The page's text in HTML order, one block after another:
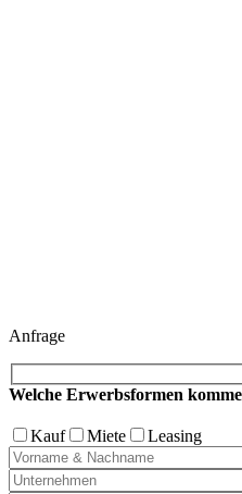
Anfrage
Welche Erwerbsformen
Kauf Miete Leasing